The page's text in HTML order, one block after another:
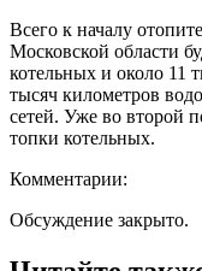
Всего к началу
Московской области
котельных и около 11
тысяч километров
сетей. Уже во второй
топки котельных.
Комментарии:
Обсуждение закрыто.